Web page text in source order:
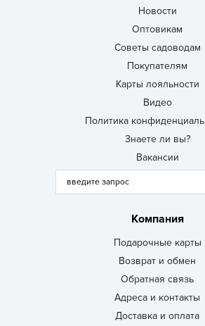
Новости
Оптовикам
Советы садоводам
Покупателям
Карты лояльности
Видео
Политика
Знаете ли вы?
Вакансии
Компания
Подарочные карты
Возврат и обмен
Обратная связь
Адреса и контакты
Доставка и оплата